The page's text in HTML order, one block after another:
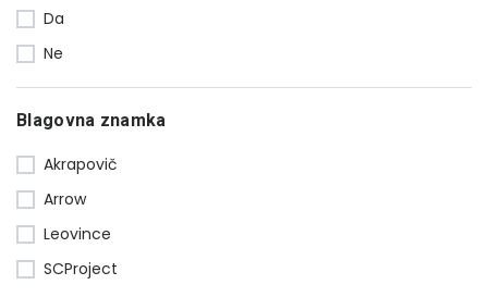
Da
Ne
Blagovna znamka
Akrapovič
Arrow
Leovince
SCProject